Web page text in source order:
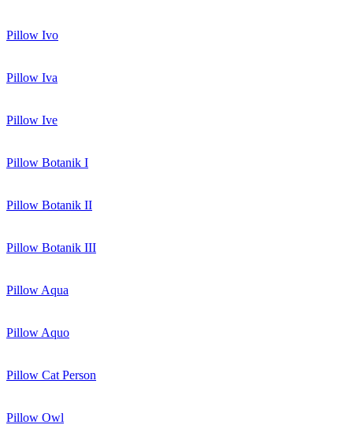
Pillow Ivo
Pillow Iva
Pillow Ive
Pillow Botanik I
Pillow Botanik II
Pillow Botanik III
Pillow Aqua
Pillow Aquo
Pillow Cat Person
Pillow Owl